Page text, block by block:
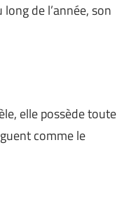
de l’année, son
elle possède toute
comme le